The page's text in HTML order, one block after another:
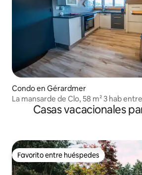
Condo en Gérardmer
La mansarde de Clo, 58 m² 3 hab
bosqueCasas vacacionales
Favorito entre huéspedes
Favorito entre huéspedes